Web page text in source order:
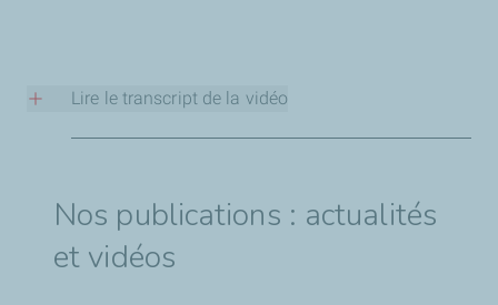
Lire le transcript de la vidéo
Etablissement de Pau : l’innovation est notre moteur
"Ici, nous sommes en mouvement.
On est au CSTJF, qui fait partie de l’établissement de Pau
Nos publications : actualités
et vidéos